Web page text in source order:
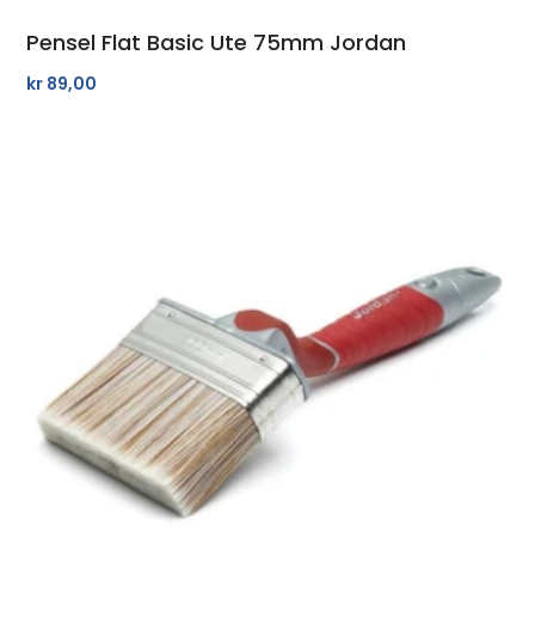
Pensel Flat Basic Ute 75mm Jordan
kr 89,00